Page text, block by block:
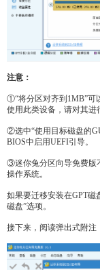
注意：
①“将分区对齐到1MB”可
使用此类设备，请对其进
②选中“使用目标磁盘的
BIOS中启用UEFI引导。
③迷你兔分区向导免费版
操作系统。
如果要迁移安装在GPT磁
磁盘”选项。
接下来，阅读弹出式附注